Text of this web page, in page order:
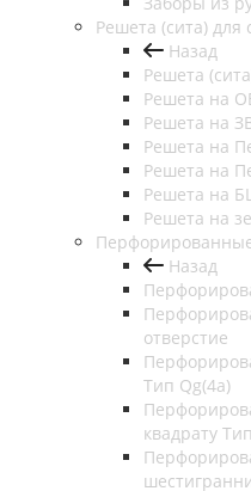
Решета (сита) для
Назад
Решета
Решета на
Решета на
Решета на
Решета на
Решета на
Решета на
Назад
отверстие
Тип Qg(4а)
квадрату